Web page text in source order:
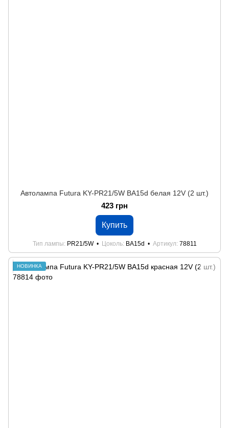
Автолампа Futura KY-PR21/5W BA15d белая 12V (2 шт.)
423 грн
Купить
Тип лампы PR21/5W Цоколь BA15d Артикул 78811
НОВИНКА